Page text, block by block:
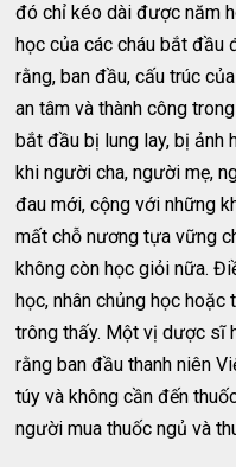
đó chỉ kéo dài được năm
học của các cháu bắt đầu
rằng, ban đầu, cấu trúc
an tâm và thành công
bắt đầu bị lung lay, bị ảnh
khi người cha, người mẹ,
đau mới, cộng với những
mất chỗ nương tựa vững
không còn học giỏi nữa.
học, nhân chủng học
trông thấy. Một vị dược sĩ
rằng ban đầu thanh niên
túy và không cần đến
người mua thuốc ngủ và